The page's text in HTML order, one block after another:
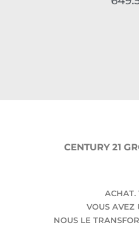
CENTURY 21
ACHAT.
VOUS AVEZ
NOUS LE